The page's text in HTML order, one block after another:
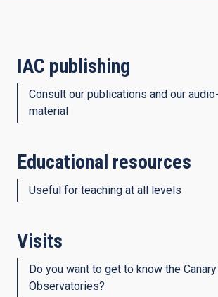
IAC publishing
Consult our publications and our
material
Educational resources
Useful for teaching at all levels
Visits
Do you want to get to know the Canary
Observatories?